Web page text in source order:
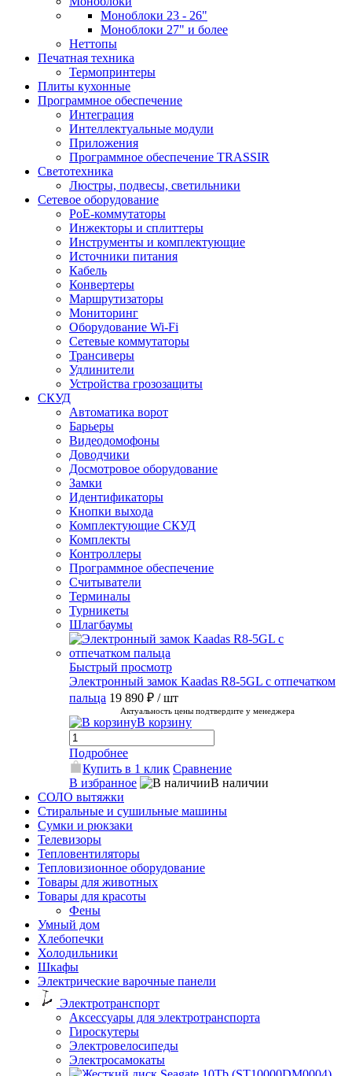
Моноблоки 23 - 26"
Моноблоки 27" и более
Неттопы
Печатная техника
Термопринтеры
Плиты кухонные
Программное обеспечение
Интеграция
Интеллектуальные модули
Приложения
Программное обеспечение TRASSIR
Светотехника
Люстры, подвесы, светильники
Сетевое оборудование
PoE-коммутаторы
Инжекторы и сплиттеры
Инструменты и комплектующие
Источники питания
Кабель
Конвертеры
Маршрутизаторы
Мониторинг
Оборудование Wi-Fi
Сетевые коммутаторы
Трансиверы
Удлинители
Устройства грозозащиты
СКУД
Автоматика ворот
Барьеры
Видеодомофоны
Доводчики
Досмотровое оборудование
Замки
Идентификаторы
Кнопки выхода
Комплектующие СКУД
Комплекты
Контроллеры
Программное обеспечение
Считыватели
Терминалы
Турникеты
Шлагбаумы
Быстрый просмотр
Электронный замок Kaadas R8-5GL с отпечатком
пальца 19 890 ₽ / шт
Актуальность цены подтвердите у менеджера
В корзину
Подробнее
Купить в 1 клик Сравнение
В избранное
В наличии
СОЛО вытяжки
Стиральные и сушильные машины
Сумки и рюкзаки
Телевизоры
Тепловентиляторы
Тепловизионное оборудование
Товары для животных
Товары для красоты
Фены
Умный дом
Хлебопечки
Холодильники
Шкафы
Электрические варочные панели
Электротранспорт
Аксессуары для электротранспорта
Гироскутеры
Электровелосипеды
Электросамокаты